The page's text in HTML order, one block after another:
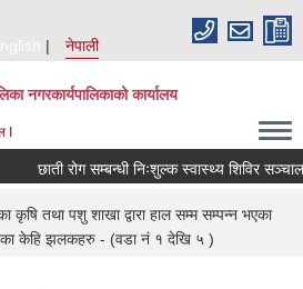
नेपाली
नगरकार्यपालिकाको कार्यालय
I
छाती रोग सम्बन्धी निःशुल्क स्वास्थ्य शिविर सञ्चालन
कृषि तथा पशु शाखा द्वारा हाल सम्म सम्पन्न भएका
का केहि झलकहरु - (वडा नं १ देखि ५ )